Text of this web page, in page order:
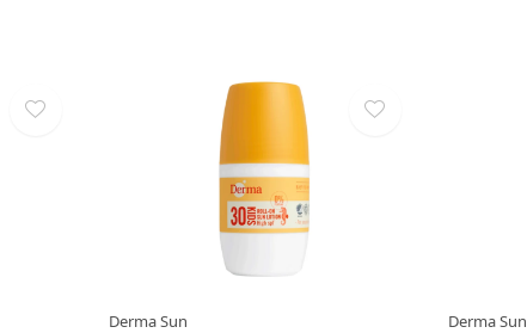
Derma Sun Derma Sun